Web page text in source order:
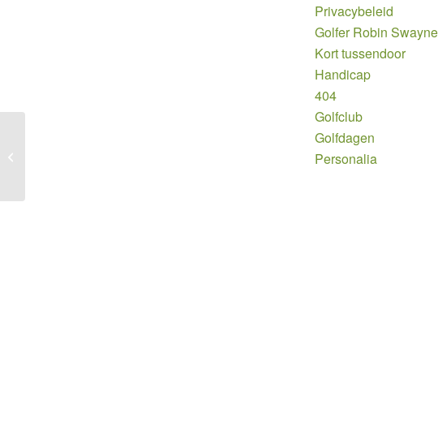
Privacybeleid
Golfer Robin Swayne
Kort tussendoor
Handicap
404
Golfclub
Golfdagen
Personalia